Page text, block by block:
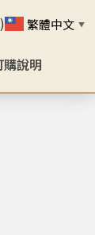
繁體中文 ▼
購說明